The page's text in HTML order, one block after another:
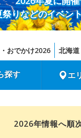
祭りなどのイベン
おでかけ2026 北海道
探す エ
2026年情報へ順